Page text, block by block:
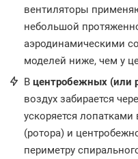
вентиляторы
небольшой
аэродинамическими
моделей ниже, чем у
В центробежных (или
воздух забирается
ускоряется
(ротора) и
периметру